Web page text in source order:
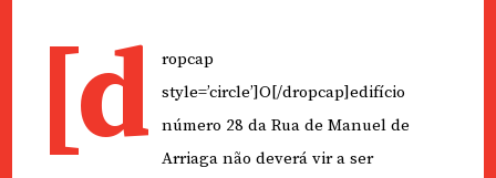
[d
ropcap
style=’circle’]O[/dropcap]edifício
número 28 da Rua de Manuel de
Arriaga não deverá vir a ser